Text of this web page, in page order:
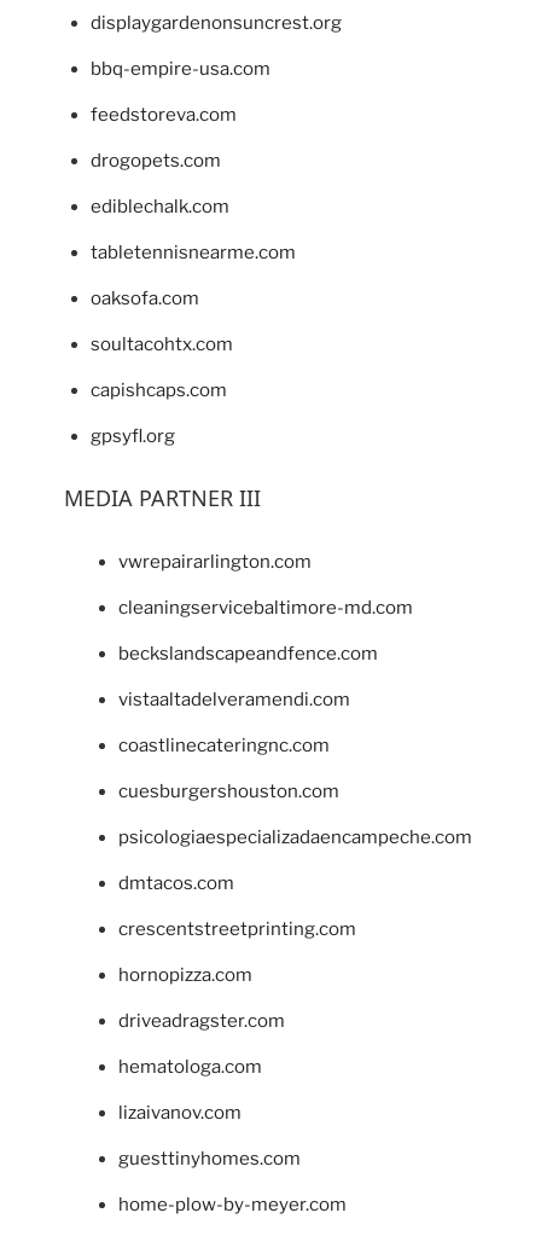
displaygardenonsuncrest.org
bbq-empire-usa.com
feedstoreva.com
drogopets.com
ediblechalk.com
tabletennisnearme.com
oaksofa.com
soultacohtx.com
capishcaps.com
gpsyfl.org
MEDIA PARTNER III
vwrepairarlington.com
cleaningservicebaltimore-md.com
beckslandscapeandfence.com
vistaaltadelveramendi.com
coastlinecateringnc.com
cuesburgershouston.com
psicologiaespecializadaencampeche.com
dmtacos.com
crescentstreetprinting.com
hornopizza.com
driveadragster.com
hematologa.com
lizaivanov.com
guesttinyhomes.com
home-plow-by-meyer.com